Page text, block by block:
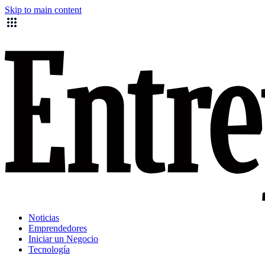
Skip to main content
Noticias
Emprendedores
Iniciar un Negocio
Tecnología